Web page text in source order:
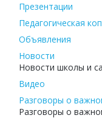
Презентации
Педагогическая
Объявления
Новости
Новости школы и
Видео
Разговоры о
Разговоры о